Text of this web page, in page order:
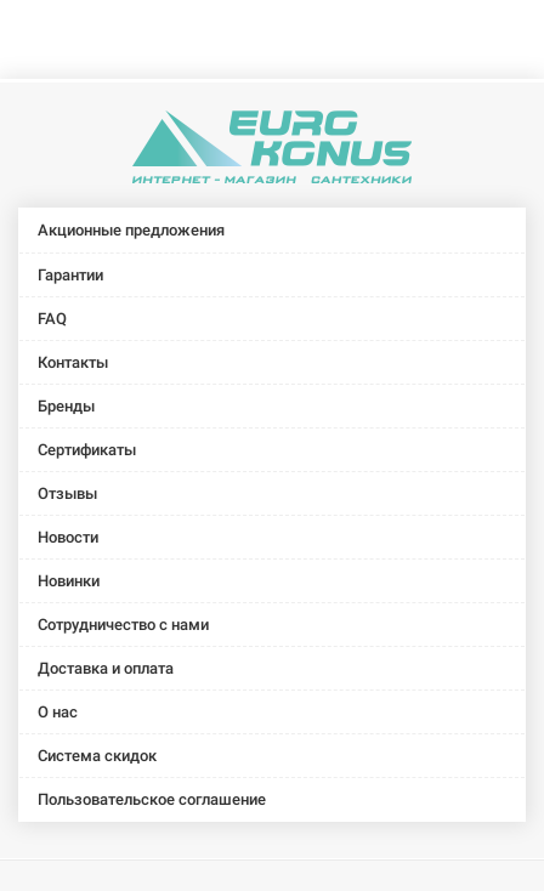
Акционные предложения
Гарантии
FAQ
Контакты
Бренды
Сертификаты
Отзывы
Новости
Новинки
Сотрудничество с нами
Доставка и оплата
О нас
Система скидок
Пользовательское соглашение